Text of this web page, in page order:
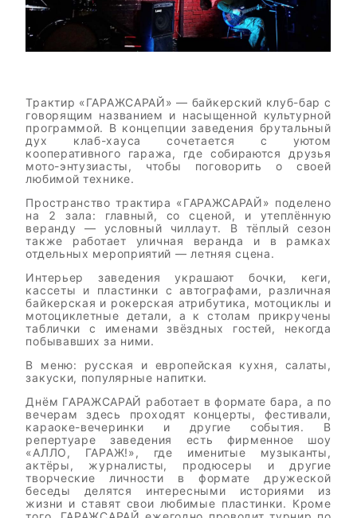
Трактир «ГАРАЖСАРАЙ» — байкерский клуб-бар с
говорящим названием и насыщенной культурной
программой. В концепции заведения брутальный
дух клаб-хауса сочетается с уютом
кооперативного гаража, где собираются друзья
мото-энтузиасты, чтобы поговорить о своей
любимой технике.
Пространство трактира «ГАРАЖСАРАЙ» поделено
на 2 зала: главный, со сценой, и утеплённую
веранду — условный чиллаут. В тёплый сезон
также работает уличная веранда и в рамках
отдельных мероприятий — летняя сцена.
Интерьер заведения украшают бочки, кеги,
кассеты и пластинки с автографами, различная
байкерская и рокерская атрибутика, мотоциклы и
мотоциклетные детали, а к столам прикручены
таблички с именами звёздных гостей, некогда
побывавших за ними.
В меню: русская и европейская кухня, салаты,
закуски, популярные напитки.
Днём ГАРАЖСАРАЙ работает в формате бара, а по
вечерам здесь проходят концерты, фестивали,
караоке-вечеринки и другие события. В
репертуаре заведения есть фирменное шоу
«АЛЛО, ГАРАЖ!», где именитые музыканты,
актёры, журналисты, продюсеры и другие
творческие личности в формате дружеской
беседы делятся интересными историями из
жизни и ставят свои любимые пластинки. Кроме